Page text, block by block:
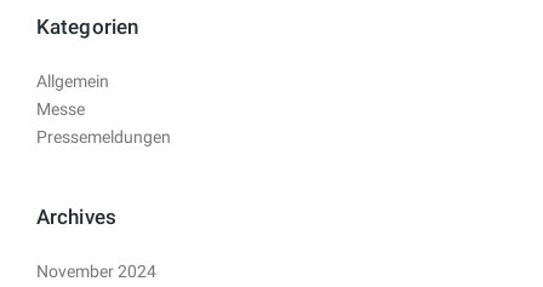
Kategorien
Allgemein
Messe
Pressemeldungen
Archives
November 2024